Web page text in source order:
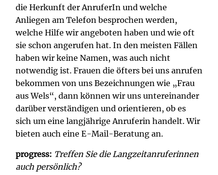
die Herkunft der AnruferIn und welche
Anliegen am Telefon besprochen werden,
welche Hilfe wir angeboten haben und wie oft
sie schon angerufen hat. In den meisten Fällen
haben wir keine Namen, was auch nicht
notwendig ist. Frauen die öfters bei uns anrufen
bekommen von uns Bezeichnungen wie „Frau
aus Wels“, dann können wir uns untereinander
darüber verständigen und orientieren, ob es
sich um eine langjährige Anruferin handelt. Wir
bieten auch eine E-Mail-Beratung an.
progress: Treffen Sie die Langzeitanruferinnen
auch persönlich?